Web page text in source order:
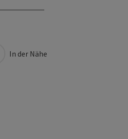
In der Nähe